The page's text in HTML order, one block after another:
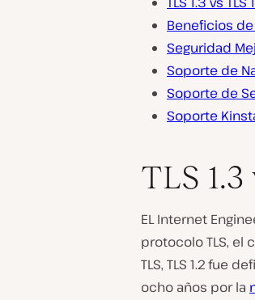
Beneficios de
Seguridad
Soporte de
Soporte de
Soporte
TLS 1.3
EL Internet
protocolo TLS, el
TLS, TLS 1.2 fue
ocho años por la